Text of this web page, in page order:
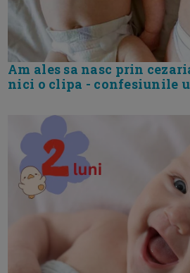
Am ales sa nasc prin
nici o clipa - confesiunile